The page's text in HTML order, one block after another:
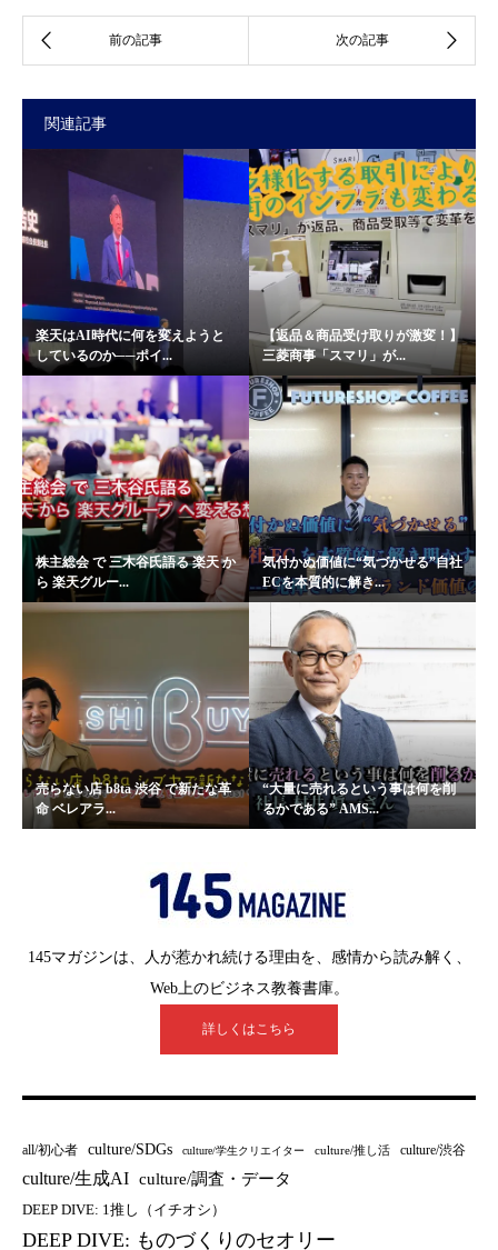
関連記事
楽天はAI時代に何を変えようと
しているのか──ポイ...
【返品＆商品受け取りが激変！】
三菱商事「スマリ」が...
株主総会 で 三木谷氏語る 楽天 か
ら 楽天グルー...
気付かぬ価値に“気づかせる”自社
ECを本質的に解き...
売らない店 b8ta 渋谷 で新たな革
命 ベレアラ...
“大量に売れるという事は何を削
るかである” AMS...
145マガジンは、人が惹かれ続ける理由を、感情から読み解く、
Web上のビジネス教養書庫。
詳しくはこちら
all/初心者 culture/SDGs culture/学生クリエイター culture/推し活 culture/渋谷
culture/生成AI culture/調査・データ
DEEP DIVE: 1推し（イチオシ）
DEEP DIVE: ものづくりのセオリー